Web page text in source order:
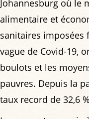
Johannesburg où le
alimentaire et
sanitaires
vague de Covid-19,
boulots et les
pauvres. Depuis la
taux record de 32,6